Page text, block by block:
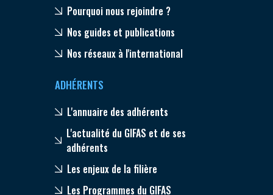
Pourquoi nous rejoindre ?
Nos guides et publications
Nos réseaux à l'international
ADHÉRENTS
L'annuaire des adhérents
L'actualité du GIFAS et de ses
adhérents
Les enjeux de la filière
Les Programmes du GIFAS